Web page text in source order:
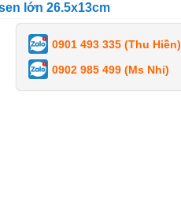
lớn 26.5x13cm
0901 493 335 (Thu Hiền)
0902 985 499 (Ms Nhi)